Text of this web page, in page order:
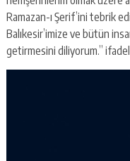
Ramazan-ı Şerif’ini tebrik
Balıkesir’imize ve bütün
getirmesini diliyorum.”